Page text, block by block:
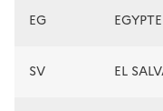
EG EGYPTE
SV EL